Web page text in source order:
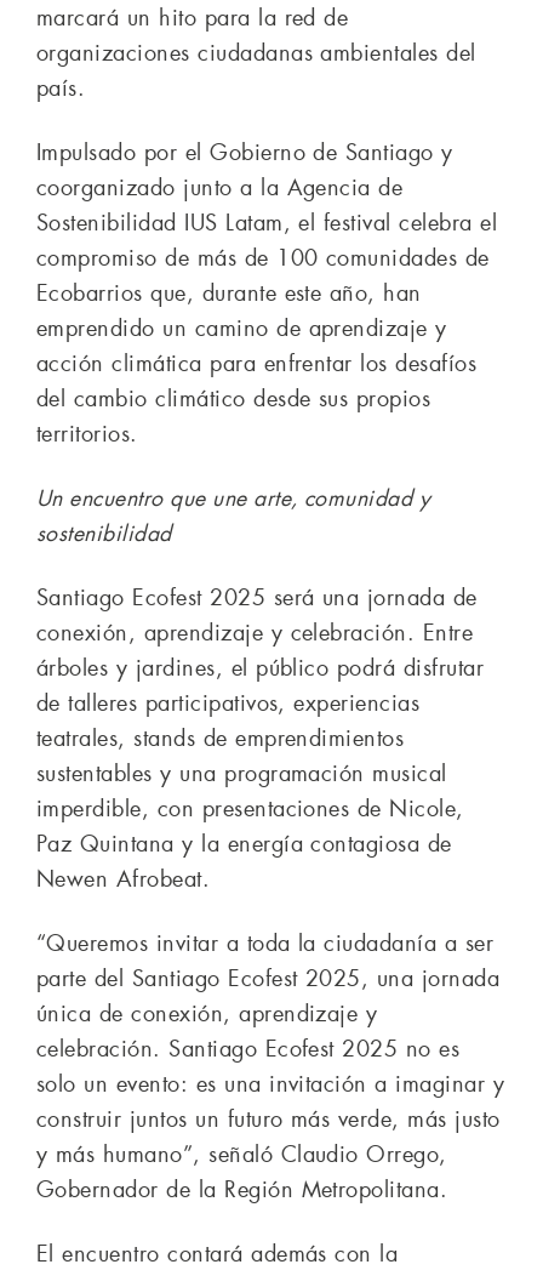
marcará un hito para la red de
organizaciones ciudadanas ambientales del
país.
Impulsado por el Gobierno de Santiago y
coorganizado junto a la Agencia de
Sostenibilidad IUS Latam, el festival celebra el
compromiso de más de 100 comunidades de
Ecobarrios que, durante este año, han
emprendido un camino de aprendizaje y
acción climática para enfrentar los desafíos
del cambio climático desde sus propios
territorios.
Un encuentro que une arte, comunidad y
sostenibilidad
Santiago Ecofest 2025 será una jornada de
conexión, aprendizaje y celebración. Entre
árboles y jardines, el público podrá disfrutar
de talleres participativos, experiencias
teatrales, stands de emprendimientos
sustentables y una programación musical
imperdible, con presentaciones de Nicole,
Paz Quintana y la energía contagiosa de
Newen Afrobeat.
“Queremos invitar a toda la ciudadanía a ser
parte del Santiago Ecofest 2025, una jornada
única de conexión, aprendizaje y
celebración. Santiago Ecofest 2025 no es
solo un evento: es una invitación a imaginar y
construir juntos un futuro más verde, más justo
y más humano”, señaló Claudio Orrego,
Gobernador de la Región Metropolitana.
El encuentro contará además con la